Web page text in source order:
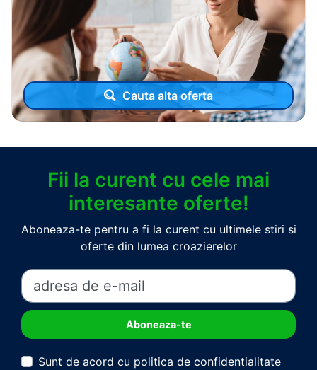
Cauta alta oferta
Fii la curent cu cele mai
interesante oferte!
Aboneaza-te pentru a fi la curent cu ultimele stiri si
oferte din lumea croazierelor
Sunt de acord cu politica de confidentialitate